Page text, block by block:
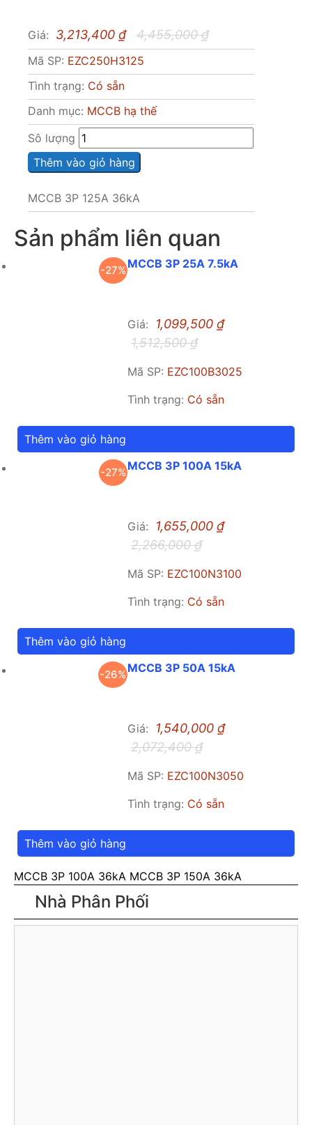
Giá: 3,213,400 ₫ 4,455,000₫
Mã SP: EZC250H3125
Tình trạng: Có sẵn
Danh mục: MCCB hạ thế
Sô lượng
Thêm vào giỏ hàng
MCCB 3P 125A 36kA
Sản phẩm liên quan
-27%MCCB 3P 25A 7.5kA
Giá: 1,099,500₫
1,512,500₫
Mã SP: EZC100B3025
Tình trạng: Có sẵn
Thêm vào giỏ hàng
-27%MCCB 3P 100A 15kA
Giá: 1,655,000₫
2,266,000₫
Mã SP: EZC100N3100
Tình trạng: Có sẵn
Thêm vào giỏ hàng
-26%MCCB 3P 50A 15kA
Giá: 1,540,000₫
2,072,400₫
Mã SP: EZC100N3050
Tình trạng: Có sẵn
Thêm vào giỏ hàng
MCCB 3P 100A 36kA MCCB 3P 150A 36kA
Nhà Phân Phối